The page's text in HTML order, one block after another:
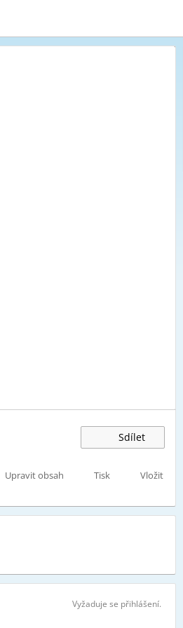
Sdílet
Upravit obsah Tisk Vložit
Vyžaduje se přihlášení.